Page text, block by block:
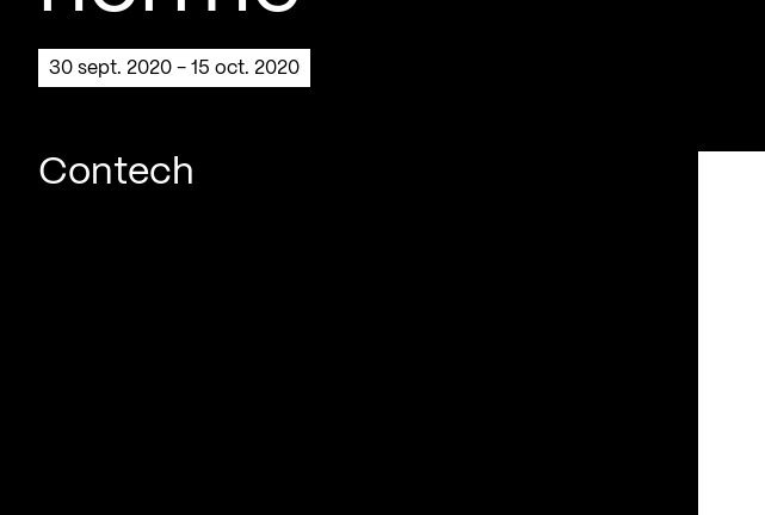
30 sept. 2020 - 15 oct. 2020
Contech